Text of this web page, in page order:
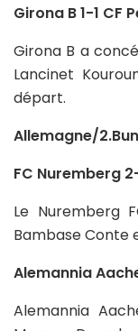
Girona B 1-1 CF
Girona B a
Lancinet
départ.
Allemagne/
FC Nuremberg
Le Nuremberg
Bambase Conte
Alemannia
Alemannia